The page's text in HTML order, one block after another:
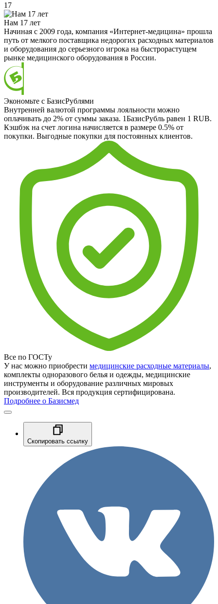
17
Нам 17 лет
Начиная с 2009 года, компания «Интернет-медицина» прошла
путь от мелкого поставщика недорогих расходных материалов
и оборудования до серьезного игрока на быстрорастущем
рынке медицинского оборудования в России.
Экономьте с БазисРублями
Внутренней валютой программы лояльности можно
оплачивать до 2% от суммы заказа. 1БазисРубль равен 1 RUB.
Кэшбэк на счет логина начисляется в размере 0.5% от
покупки. Выгодные покупки для постоянных клиентов.
Все по ГОСТу
У нас можно приобрести медицинские расходные материалы,
комплекты одноразового белья и одежды, медицинские
инструменты и оборудование различных мировых
производителей. Вся продукция сертифицирована.
Подробнее о Базисмед
Скопировать ссылку